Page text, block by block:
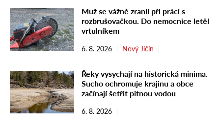
Muž se vážně zranil při práci s
rozbrušovačkou. Do nemocnice letěl
vrtulníkem
6. 8. 2026 Nový Jičín
Řeky vysychají na historická minima.
Sucho ochromuje krajinu a obce
začínají šetřit pitnou vodou
6. 8. 2026